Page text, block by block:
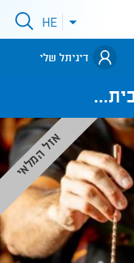
פתיחתHE
דיגיתל שלי
אזל המלאי